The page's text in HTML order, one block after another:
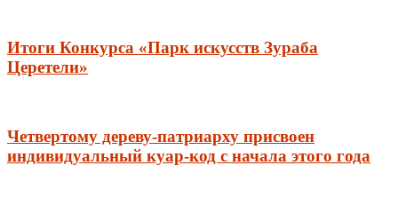
Итоги Конкурса «Парк искусств Зураба
Церетели»
Четвертому дереву-патриарху присвоен
индивидуальный куар-код с начала этого года